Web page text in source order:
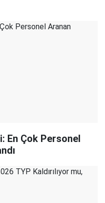
En Çok Personel